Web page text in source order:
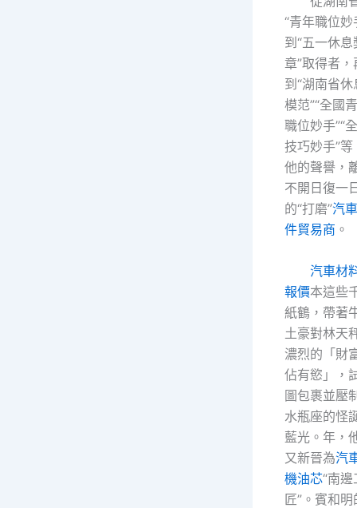
“青年職位妙
到“五一休息
章”取得者，
到“湖南省休
模范”“全國
職位妙手”“
技巧妙手”等
他的聲譽，
不開日復一日
的“打磨”汽
件貿易商 。
汽車材
報價本這些
紙鶴，帶著
土豪對林天
濃烈的「財
佔有慾」，
圖包裹並壓
水瓶座的怪
藍光。年，
又新晉為汽
機油芯“南邊
匠”。賓和明